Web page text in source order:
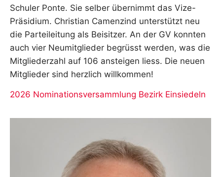
Schuler Ponte. Sie selber übernimmt das Vize-
Präsidium. Christian Camenzind unterstützt neu
die Parteileitung als Beisitzer. An der GV konnten
auch vier Neumitglieder begrüsst werden, was die
Mitgliederzahl auf 106 ansteigen liess. Die neuen
Mitglieder sind herzlich willkommen!
2026 Nominationsversammlung Bezirk Einsiedeln